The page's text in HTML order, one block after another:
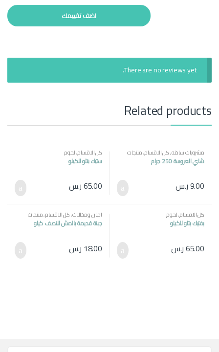
There are no reviews yet.
Related products
مشروبات ساخنه,كل الاقسام,منتجات
مصرية
شاي العروسة 250 جرام
9.00ر.س
كل الاقسام,لحوم
ستيك بتلو للكيلو
65.00ر.س
كل الاقسام,لحوم
بفتيك بتلو للكيلو
65.00ر.س
اجبان ومخللات,كل الاقسام,منتجات
مصرية
جبنة قديمة بالمش للنصف كيلو
18.00 ر.س